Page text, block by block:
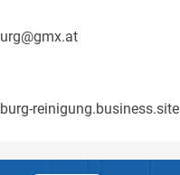
reinigung.business.site